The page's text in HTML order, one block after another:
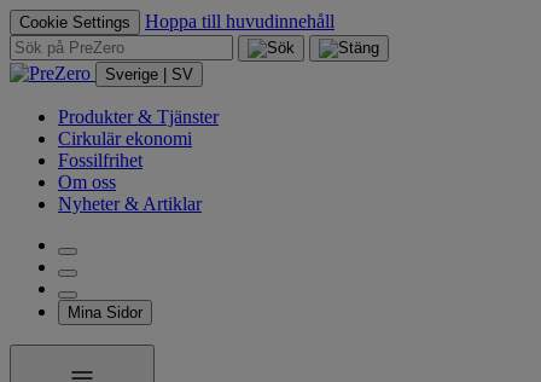
Cookie Settings Hoppa till huvudinnehåll
Sverige | SV
Produkter & Tjänster
Cirkulär ekonomi
Fossilfrihet
Om oss
Nyheter & Artiklar
Mina Sidor